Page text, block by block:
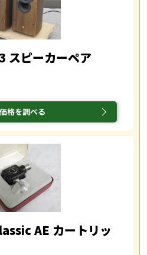
スピーカーペア
格を調べる
AE カートリッ